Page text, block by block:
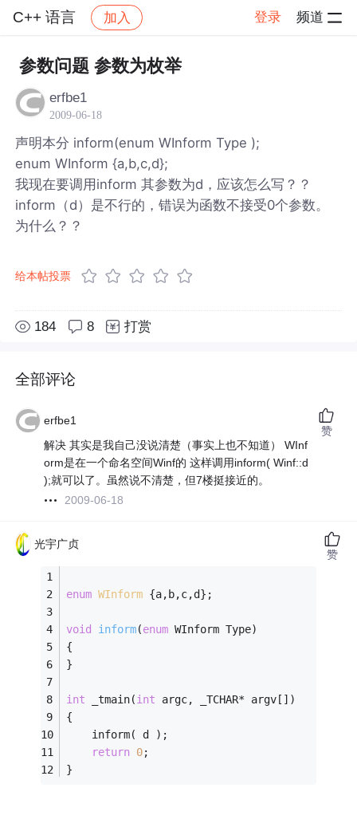
C++ 语言 加入 登录 频道
社区 C++ 语言 帖子详情
参数问题 参数为枚举
erfbe1
2009-06-18
声明本分 inform(enum WInform Type );
enum WInform {a,b,c,d};
我现在要调用inform 其参数为d，应该怎么写？？
inform（d）是不行的，错误为函数不接受0个参数。
为什么？？
给本帖投票
184 8 打赏
全部评论
erfbe1
解决 其实是我自己没说清楚（事实上也不知道） WInf
orm是在一个命名空间Winf的 这样调用inform( Winf::d
);就可以了。虽然说不清楚，但7楼挺接近的。
2009-06-18
赞
光宇广贞
enum WInform {a,b,c,d};
void inform(enum WInform Type)
{
}
int _tmain(int argc, _TCHAR* argv[])
{
    inform( d );
return 0;
}
赞